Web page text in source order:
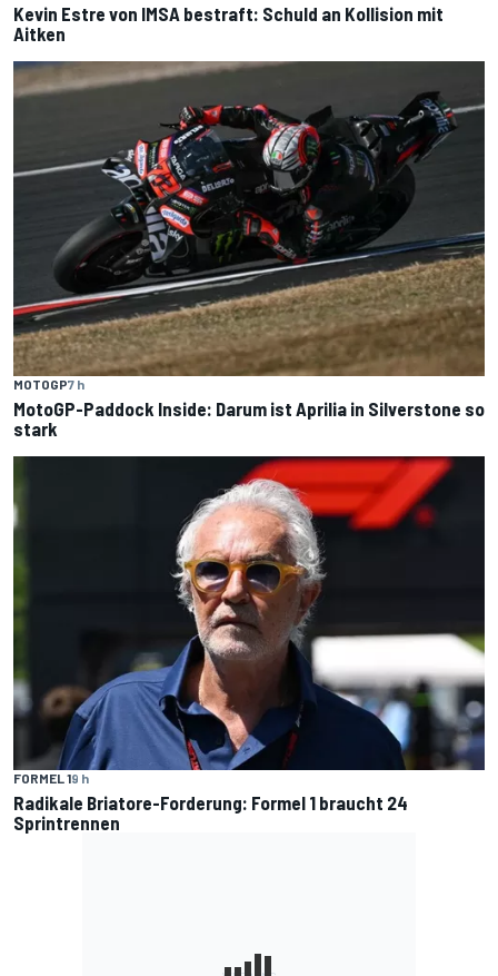
Kevin Estre von IMSA bestraft: Schuld an Kollision mit
Aitken
MOTOGP7 h
MotoGP-Paddock Inside: Darum ist Aprilia in Silverstone so
stark
FORMEL 19 h
Radikale Briatore-Forderung: Formel 1 braucht 24
Sprintrennen